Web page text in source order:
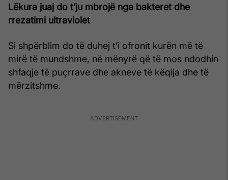
Lëkura juaj do t’ju mbrojë nga bakteret dhe
rrezatimi ultraviolet
Si shpërblim do të duhej t’i ofronit kurën më të
mirë të mundshme, në mënyrë që të mos ndodhin
shfaqje të puçrrave dhe akneve të këqija dhe të
mërzitshme.